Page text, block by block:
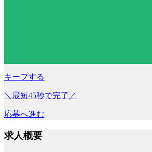
キープする
＼最短45秒で完了／
応募へ進む
求人概要